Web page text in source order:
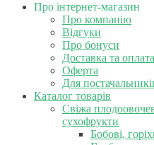
Про інтернет-магазин
Про компанію
Відгуки
Про бонуси
Доставка та оплата
Оферта
Для
Каталог товарів
Свіжа
сухофрукти
Бобові,